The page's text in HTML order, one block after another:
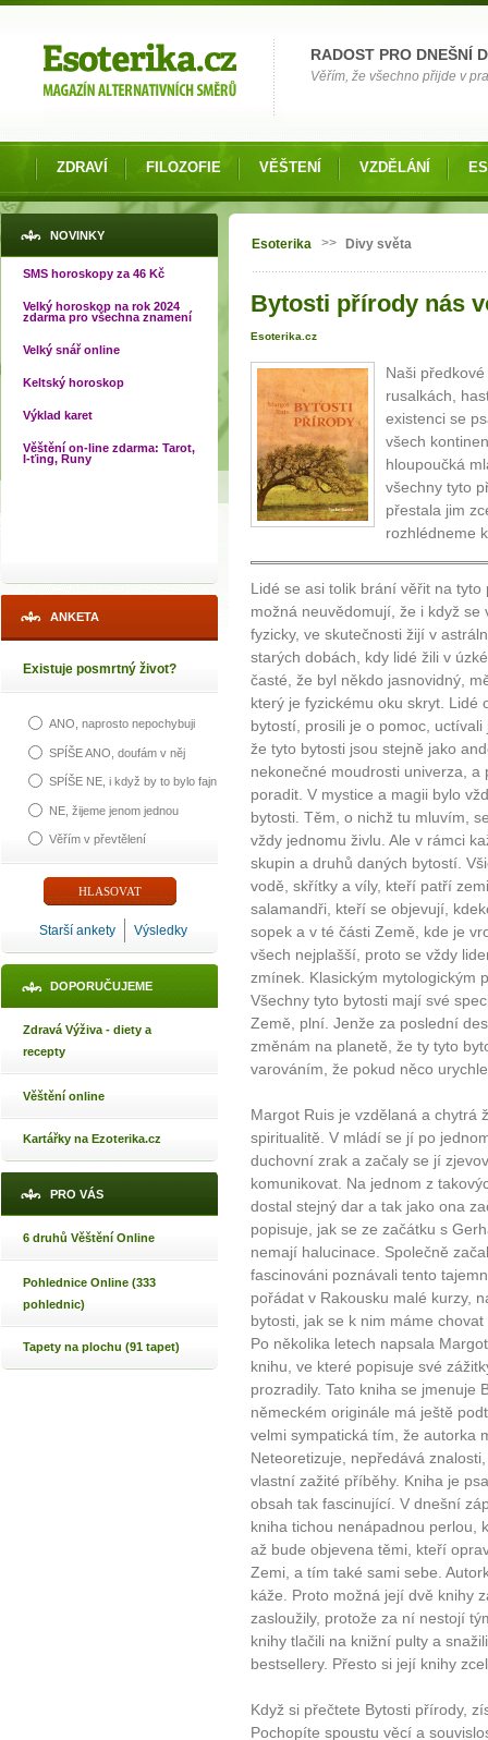
RADOST PRO DNEŠNÍ
Věřím, že všechno přijde v
ZDRAVÍ FILOZOFIE VĚŠTENÍ VZDĚLÁNÍ
NOVINKY
SMS horoskopy za 46 Kč
Velký horoskop na rok 2024
zdarma pro všechna znamení
Velký snář online
Keltský horoskop
Výklad karet
Věštění on-line zdarma: Tarot,
I-ťing, Runy
ANKETA
Existuje posmrtný život?
ANO, naprosto nepochybuji
SPÍŠE ANO, doufám v něj
SPÍŠE NE, i když by to bylo fajn
NE, žijeme jenom jednou
Věřím v převtělení
Starší ankety Výsledky
DOPORUČUJEME
Zdravá Výživa - diety a
recepty
Věštění online
Kartářky na Ezoterika.cz
PRO VÁS
6 druhů Věštění Online
Pohlednice Online (333
pohlednic)
Tapety na plochu (91 tapet)
Jste zde
Esoterika >> Divy světa
Bytosti přírody nás
Esoterika.cz
Naši
rusalkách,
existenci se
všech
hloupoučká
všechny tyto
přestala jim
rozhlédneme
Lidé se asi tolik brání věřit na
možná neuvědomují, že i když
fyzicky, ve skutečnosti žijí v
starých dobách, kdy lidé žili v
časté, že byl někdo jasnovidný,
který je fyzickému oku skryt.
bytostí, prosili je o pomoc,
že tyto bytosti jsou stejně jako
nekonečné moudrosti univerza,
poradit. V mystice a magii bylo
bytosti. Těm, o nichž tu mluvím,
vždy jednomu živlu. Ale v rámci
skupin a druhů daných bytostí.
vodě, skřítky a víly, kteří patří
salamandři, kteří se objevují,
sopek a v té části Země, kde je
všech nejplašší, proto se vždy
zmínek. Klasickým mytologickým
Všechny tyto bytosti mají své
Země, plní. Jenže za poslední
změnám na planetě, že ty tyto
varováním, že pokud něco
Margot Ruis je vzdělaná a chytrá
spiritualitě. V mládí se jí po
duchovní zrak a začaly se jí
komunikovat. Na jednom z
dostal stejný dar a tak jako ona
popisuje, jak se ze začátku s
nemají halucinace. Společně
fascinováni poznávali tento
pořádat v Rakousku malé kurzy,
bytosti, jak se k nim máme
Po několika letech napsala
knihu, ve které popisuje své
prozradily. Tato kniha se jmenuje
německém originále má ještě
velmi sympatická tím, že autorka
Neteoretizuje, nepředává
vlastní zažité příběhy. Kniha je
obsah tak fascinující. V dnešní
kniha tichou nenápadnou perlou,
až bude objevena těmi, kteří
Zemi, a tím také sami sebe.
káže. Proto možná její dvě knihy
zasloužily, protože za ní nestojí
knihy tlačili na knižní pulty a
bestsellery. Přesto si její knihy
Když si přečtete Bytosti přírody,
Pochopíte spoustu věcí a